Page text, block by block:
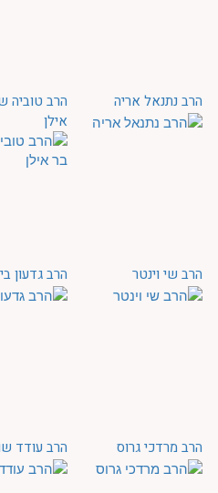
הרב נתנאל אריה
הרב טוביה
אילן
הרב שי וינטר הרב גדעון
הרב מרדכי גרוס הרב עודד